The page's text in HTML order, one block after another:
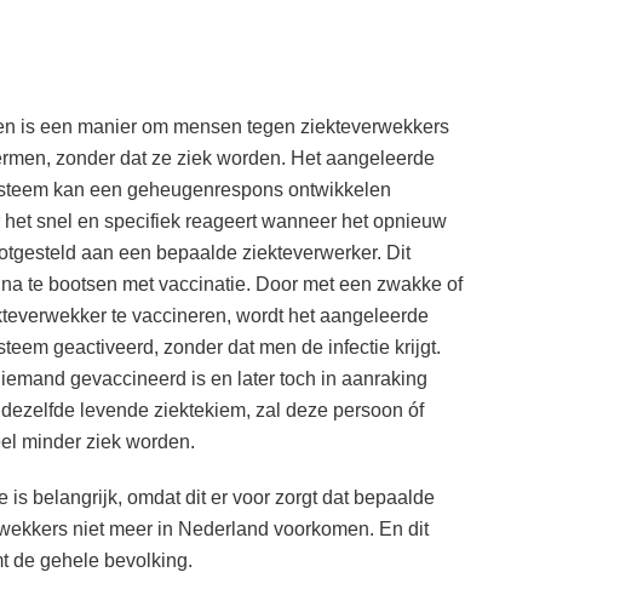
is een manier om mensen tegen ziekteverwekkers
zonder dat ze ziek worden. Het aangeleerde
kan een geheugenrespons ontwikkelen
snel en specifiek reageert wanneer het opnieuw
aan een bepaalde ziekteverwerker. Dit
te bootsen met vaccinatie. Door met een zwakke of
te vaccineren, wordt het aangeleerde
geactiveerd, zonder dat men de infectie krijgt.
gevaccineerd is en later toch in aanraking
dezelfde levende ziektekiem, zal deze persoon óf
minder ziek worden.
is belangrijk, omdat dit er voor zorgt dat bepaalde
niet meer in Nederland voorkomen. En dit
de gehele bevolking.